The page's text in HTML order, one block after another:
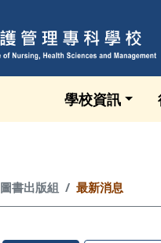
學校資訊
圖書出版組 最新消息